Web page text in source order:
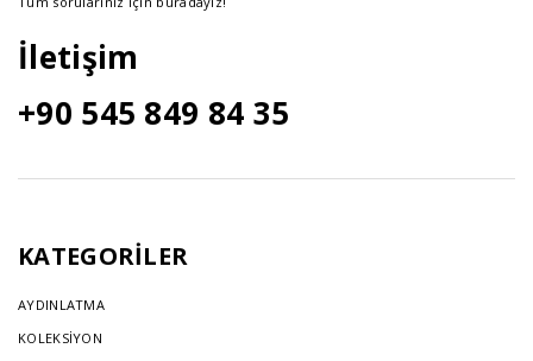
İletişim
+90 545 849 84 35
KATEGORİLER
AYDINLATMA
KOLEKSİYON